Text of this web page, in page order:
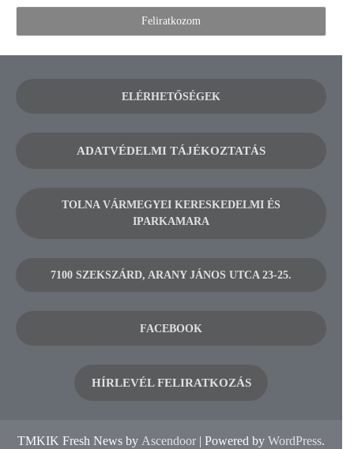
ELÉRHETŐSÉGEK
ADATVÉDELMI TÁJÉKOZTATÁS
TOLNA VÁRMEGYEI KERESKEDELMI ÉS
IPARKAMARA
7100 SZEKSZÁRD, ARANY JÁNOS UTCA 23-25.
FACEBOOK
HÍRLEVÉL FELIRATKOZÁS
TMKIK Fresh News by Ascendoor | Powered by WordPress.